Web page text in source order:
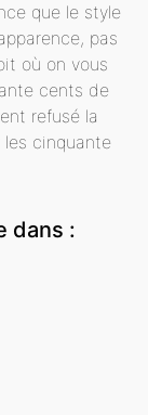
que le style
pas
où on vous
cents de
refusé la
cinquante
dans :